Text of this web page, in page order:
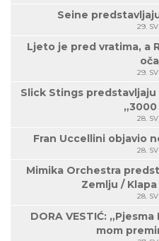
Seine
29.
Ljeto je pred vratima, a
29.
Slick Stings
28.
Fran Uccellini objavio
28.
Mimika Orchestra
Zemlju /
28.
DORA VESTIĆ:
mom